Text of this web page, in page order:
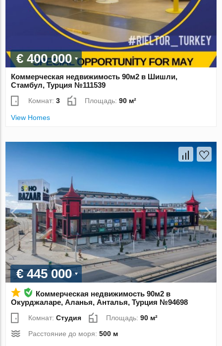
€ 400 000
Коммерческая недвижимость 90м2 в Шишли,
Стамбул, Турция №111539
Комнат:3 Площадь:90 м²
View Homes
€ 445 000
Коммерческая недвижимость 90м2 в
Окурджаларе, Аланья, Анталья, Турция №94698
Комнат:Студия Площадь:90 м²
Расстояние до моря:500 м